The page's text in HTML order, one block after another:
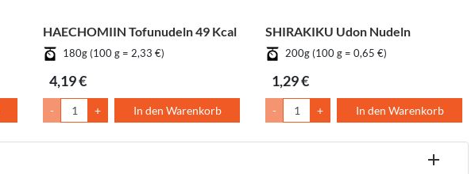
HAECHOMIIN Tofunudeln 49 Kcal
180g (100 g = 2,33 €)
4,19 €
- + In den Warenkorb
SHIRAKIKU Udon Nudeln
200g (100 g = 0,65 €)
1,29 €
- + In den Warenkorb